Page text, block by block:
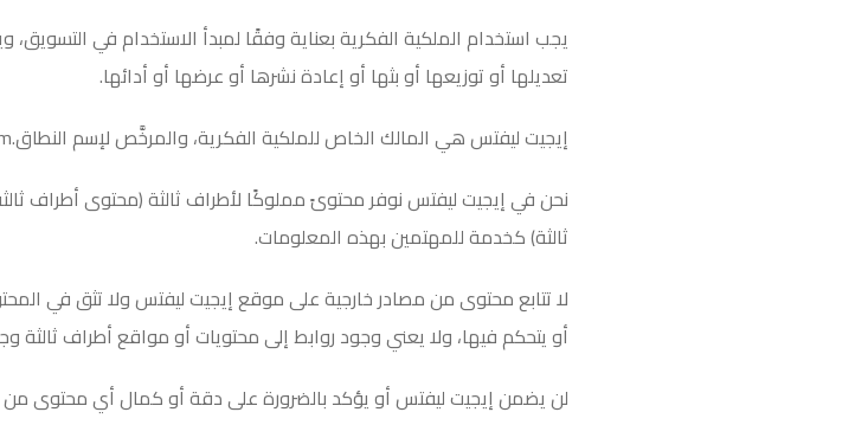
يجب استخدام الملكية الفكرية بعناية وفقًا لمبدأ الاستخدام في
تعديلها أو توزيعها أو بثها أو إعادة نشرها أو عرضها أو أدائها.
إيجيت ليفتس هي المالك الخاص للملكية الفكرية، والمرخَّص لإسم النطاق.www.egyptlifts.com
نحن في إيجيت ليفتس نوفر محتوىً مملوكًا لأطراف ثالثة (محتوى أطراف
ثالثة) كخدمة للمهتمين بهذه المعلومات.
لا تتابع محتوى من مصادر خارجية على موقع إيجيت ليفتس ولا تثق في
أو يتحكم فيها، ولا يعني وجود روابط إلى محتويات أو مواقع أطراف ثالثة
لن يضمن إيجيت ليفتس أو يؤكد بالضرورة على دقة أو كمال أي محتوى من